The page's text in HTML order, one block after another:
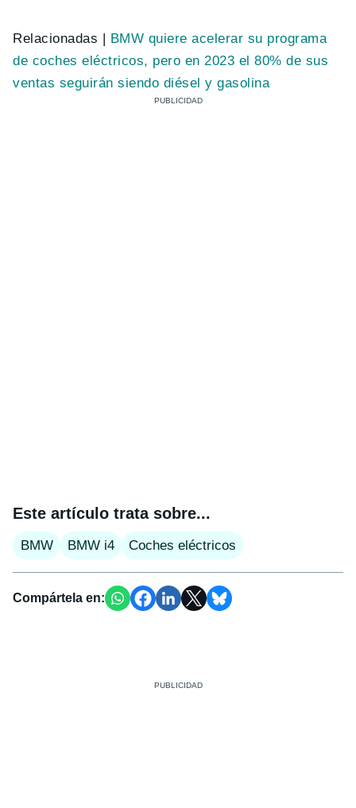
Relacionadas | BMW quiere acelerar su programa
de coches eléctricos, pero en 2023 el 80% de sus
ventas seguirán siendo diésel y gasolina
Este artículo trata sobre...
BMW BMW i4 Coches eléctricos
Compártela en: